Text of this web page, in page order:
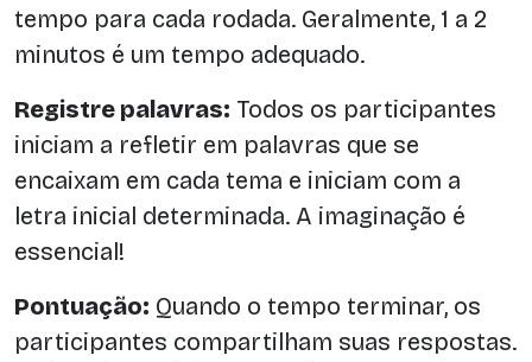
tempo para cada rodada. Geralmente, 1 a 2
minutos é um tempo adequado.
Registre palavras: Todos os participantes
iniciam a refletir em palavras que se
encaixam em cada tema e iniciam com a
letra inicial determinada. A imaginação é
essencial!
Pontuação: Quando o tempo terminar, os
participantes compartilham suas respostas.